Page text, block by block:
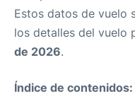
Estos datos de vuelo
los detalles del vuelo
de 2026.
Índice de contenidos: